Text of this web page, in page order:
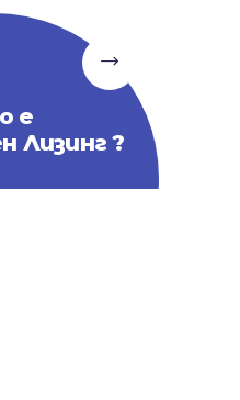
е
Лизинг ?